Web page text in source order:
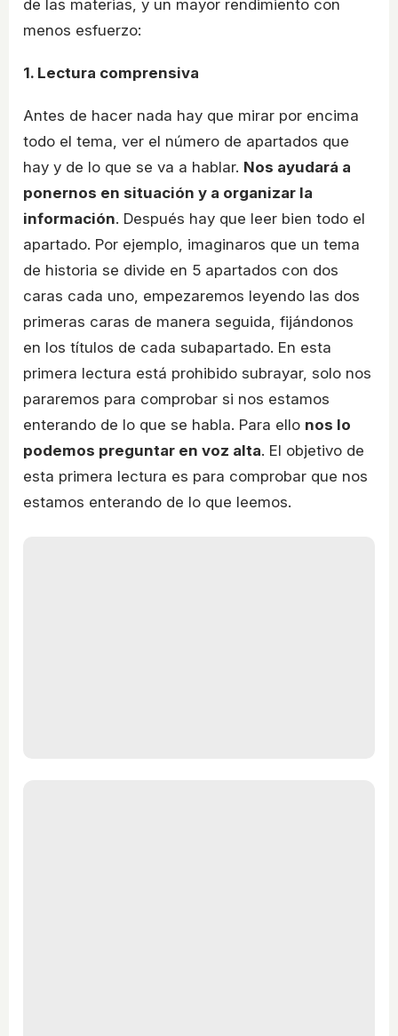
de las materias, y un mayor rendimiento con
menos esfuerzo:
1. Lectura comprensiva
Antes de hacer nada hay que mirar por encima
todo el tema, ver el número de apartados que
hay y de lo que se va a hablar. Nos ayudará a
ponernos en situación y a organizar la
información. Después hay que leer bien todo el
apartado. Por ejemplo, imaginaros que un tema
de historia se divide en 5 apartados con dos
caras cada uno, empezaremos leyendo las dos
primeras caras de manera seguida, fijándonos
en los títulos de cada subapartado. En esta
primera lectura está prohibido subrayar, solo nos
pararemos para comprobar si nos estamos
enterando de lo que se habla. Para ello nos lo
podemos preguntar en voz alta. El objetivo de
esta primera lectura es para comprobar que nos
estamos enterando de lo que leemos.